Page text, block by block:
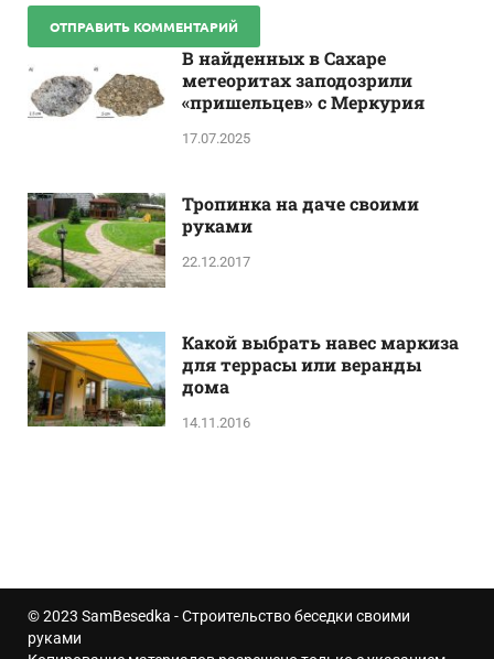
В найденных в Сахаре
метеоритах заподозрили
«пришельцев» с Меркурия
17.07.2025
Тропинка на даче своими
руками
22.12.2017
Какой выбрать навес маркиза
для террасы или веранды
дома
14.11.2016
© 2023 SamBesedka - Строительство беседки своими
руками